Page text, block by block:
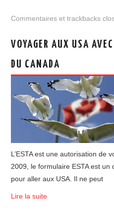
Commentaires et trackbacks
VOYAGER AUX USA
DU CANADA
L’ESTA est une autorisation de
2009, le formulaire ESTA est
pour aller aux USA. Il ne peut
Lire la suite